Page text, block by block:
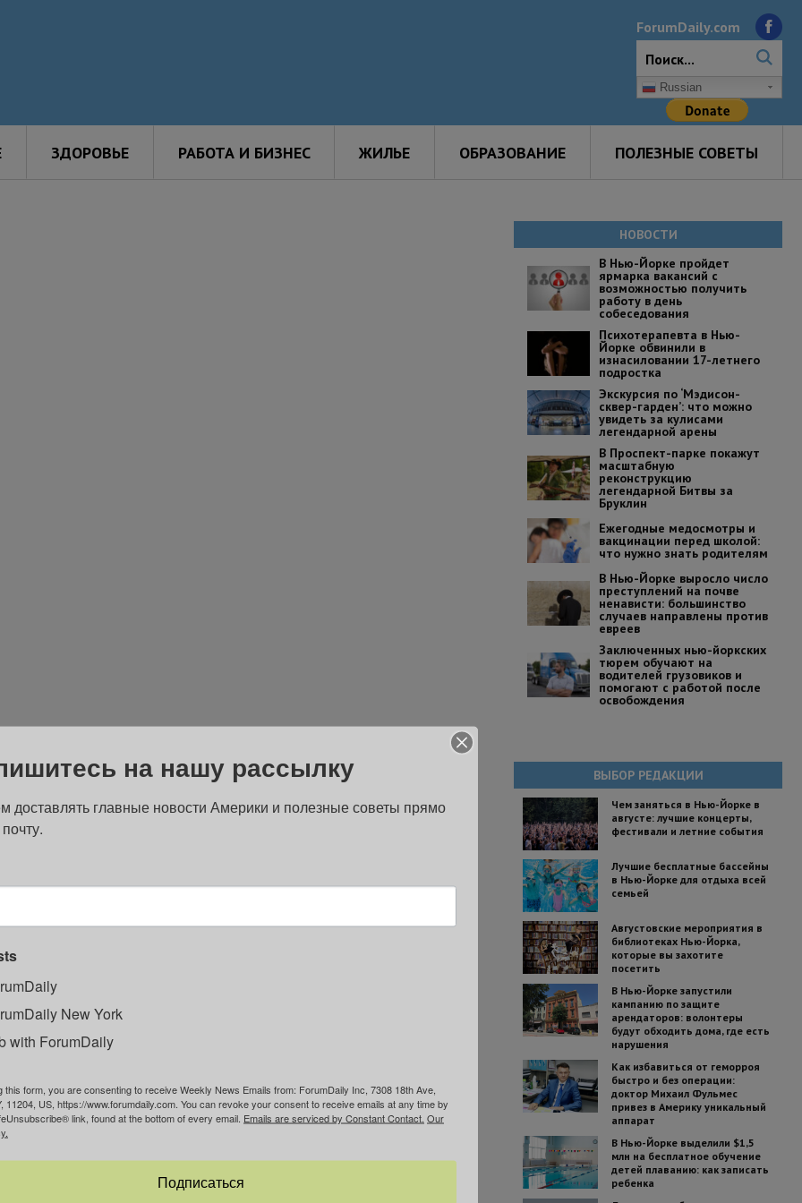
ForumDaily.com
Russian
ЗДОРОВЬЕ РАБОТА И БИЗНЕС ЖИЛЬЕ ОБРАЗОВАНИЕ ПОЛЕЗНЫЕ СОВЕТЫ
НОВОСТИ
В Нью-Йорке пройдет
ярмарка вакансий с
возможностью получить
работу в день
собеседования
Психотерапевта в Нью-
Йорке обвинили в
изнасиловании 17-летнего
подростка
Экскурсия по ‘Мэдисон-
сквер-гарден’: что можно
увидеть за кулисами
легендарной арены
В Проспект-парке покажут
масштабную
реконструкцию
легендарной Битвы за
Бруклин
Ежегодные медосмотры и
вакцинации перед школой:
что нужно знать родителям
В Нью-Йорке выросло число
преступлений на почве
ненависти: большинство
случаев направлены против
евреев
Заключенных нью-йоркских
тюрем обучают на
водителей грузовиков и
помогают с работой после
освобождения
ВЫБОР РЕДАКЦИИ
Чем заняться в Нью-Йорке в
августе: лучшие концерты,
фестивали и летние события
Лучшие бесплатные бассейны
в Нью-Йорке для отдыха всей
семьей
Августовские мероприятия в
библиотеках Нью-Йорка,
которые вы захотите
посетить
В Нью-Йорке запустили
кампанию по защите
арендаторов: волонтеры
будут обходить дома, где есть
нарушения
Как избавиться от геморроя
быстро и без операции:
доктор Михаил Фульмес
привез в Америку уникальный
аппарат
В Нью-Йорке выделили $1,5
млн на бесплатное обучение
детей плаванию: как записать
ребенка
на нашу рассылку
доставлять главные новости Америки и полезные советы прямо
New York
with ForumDaily
this form, you are consenting to receive Weekly News Emails from: ForumDaily Inc, 7308 18th Ave,
11204, US, https://www.forumdaily.com. You can revoke your consent to receive emails at any time by
link, found at the bottom of every email. Emails are serviced by Constant Contact. Our
Подписаться